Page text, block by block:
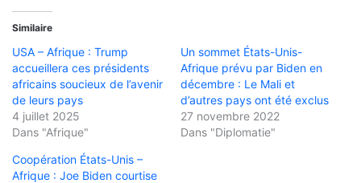
Similaire
USA – Afrique : Trump
accueillera ces présidents
africains soucieux de l’avenir
de leurs pays
4 juillet 2025
Dans "Afrique"
Un sommet États-Unis-
Afrique prévu par Biden en
décembre : Le Mali et
d’autres pays ont été exclus
27 novembre 2022
Dans "Diplomatie"
Coopération États-Unis –
Afrique : Joe Biden courtise